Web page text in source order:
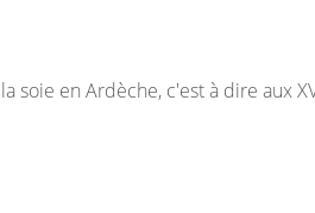
soie en Ardèche, c'est à dire aux